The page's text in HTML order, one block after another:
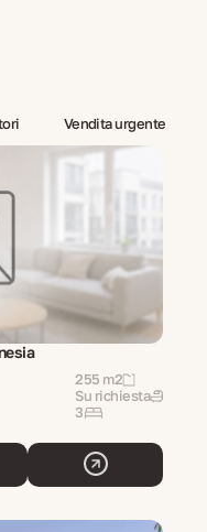
Vendita urgente
255 m2
Su richiesta
3